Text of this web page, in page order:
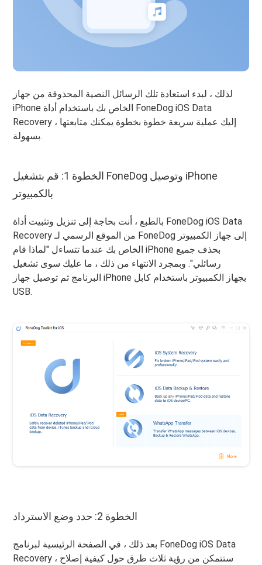
لذلك ، لبدء استعادة تلك الرسائل النصية المحذوفة من جهاز
iPhone الخاص بك باستخدام أداة FoneDog iOS Data
Recovery ، إليك عملية سريعة خطوة بخطوة يمكنك متابعتها
بسهولة.
الخطوة 1: قم بتشغيل FoneDog وتوصيل iPhone
بالكمبيوتر
بالطبع ، أنت بحاجة إلى تنزيل وتثبيت أداة FoneDog iOS Data
Recovery من الموقع الرسمي لـ FoneDog إلى جهاز الكمبيوتر
الخاص بك عندما تتساءل "لماذا قام iPhone بحذف جميع
رسائلي". وبمجرد الانتهاء من ذلك ، ما عليك سوى تشغيل
البرنامج ثم توصيل جهاز iPhone بجهاز الكمبيوتر باستخدام كابل
USB.
الخطوة 2: حدد وضع الاسترداد
بعد ذلك ، في الصفحة الرئيسية لبرنامج FoneDog iOS Data
Recovery ، ستتمكن من رؤية ثلاث طرق حول كيفية إصلاح